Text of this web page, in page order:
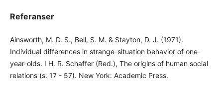
Referanser
Ainsworth, M. D. S., Bell, S. M. & Stayton, D. J. (1971).
Individual differences in strange-situation behavior of one-
year-olds. I H. R. Schaffer (Red.), The origins of human social
relations (s. 17 - 57). New York: Academic Press.